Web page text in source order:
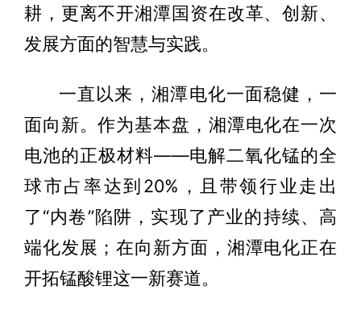
耕，更离不开湘潭国资在改革、创新、
发展方面的智慧与实践。
一直以来，湘潭电化一面稳健，一
面向新。作为基本盘，湘潭电化在一次
电池的正极材料——电解二氧化锰的全
球市占率达到20%，且带领行业走出
了“内卷”陷阱，实现了产业的持续、高
端化发展；在向新方面，湘潭电化正在
开拓锰酸锂这一新赛道。